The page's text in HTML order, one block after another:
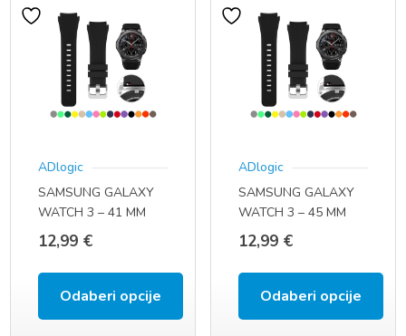
ima
više
varijanti.
Opcije
mogu
odabrati
na
proizvoda
ima
više
varijanti.
Opcije
mogu
odabrati
na
proizvoda
ADlogic
SAMSUNG GALAXY
WATCH 3 – 41 MM
(SM – R850 / SM-
R855F / SM-R855U)
(20 MM)
12,99 €
Odaberi opcije
ADlogic
SAMSUNG GALAXY
WATCH 3 – 45 MM
(SM-R840 / SM-R845F
/ SM-R845U) (22 MM)
12,99 €
Odaberi opcije